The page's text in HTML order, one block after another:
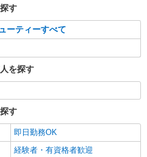
す
ーティーすべて
を探す
す
即日勤務OK
経験者・有資格者歓迎